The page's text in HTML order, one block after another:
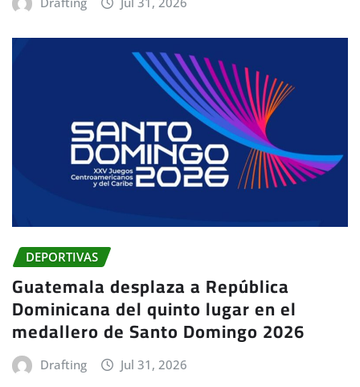
DEPORTIVAS
Guatemala desplaza a República
Dominicana del quinto lugar en el
medallero de Santo Domingo 2026
Drafting Jul 31, 2026